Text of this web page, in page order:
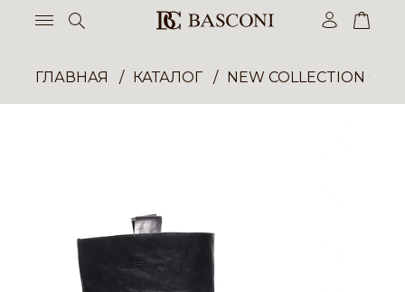
ГЛАВНАЯ КАТАЛОГ NEW COLLECTION